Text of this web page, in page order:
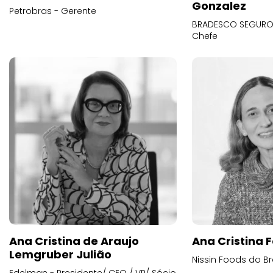
Petrobras - Gerente Gonzalez
BRADESCO
Chefe
Ana Cristina de Araujo
Lemgruber Julião
Ana Cristina
Nissin Foods do